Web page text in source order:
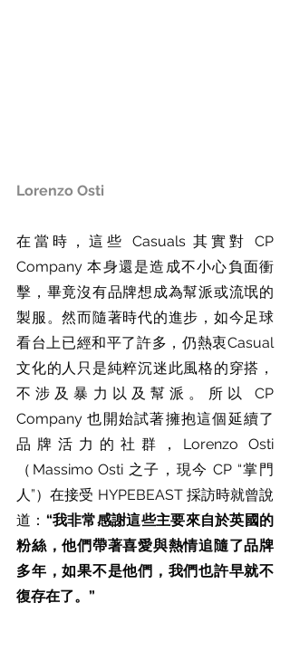
Lorenzo Osti
在當時，這些 Casuals 其實對 CP
Company 本身還是造成不小心負面衝
擊，畢竟沒有品牌想成為幫派或流氓的
製服。然而隨著時代的進步，如今足球
看台上已經和平了許多，仍熱衷Casual
文化的人只是純粹沉迷此風格的穿搭，
不涉及暴力以及幫派。所以 CP
Company 也開始試著擁抱這個延續了
品牌活力的社群，Lorenzo Osti
（Massimo Osti 之子，現今 CP “掌門
人”）在接受 HYPEBEAST 採訪時就曾說
道： “我非常感謝這些主要來自於英國的
粉絲，他們帶著喜愛與熱情追隨了品牌
多年，如果不是他們，我們也許早就不
復存在了。”